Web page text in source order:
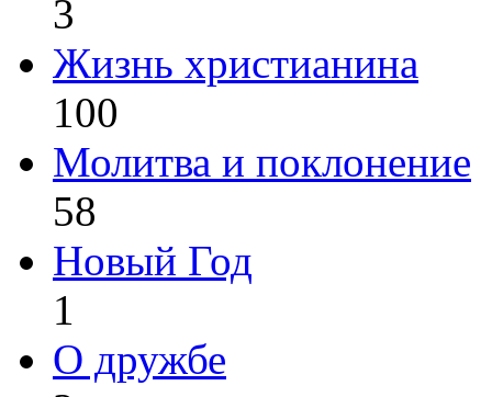
3
Жизнь христианина
100
Молитва и поклонение
58
Новый Год
1
О дружбе